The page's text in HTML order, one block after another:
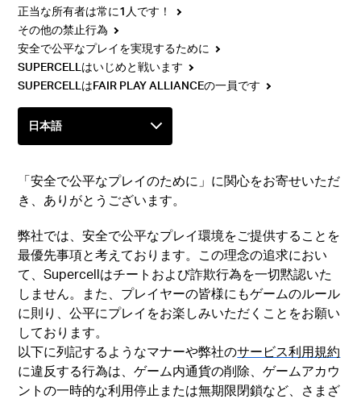
正当な所有者は常に1人です！
その他の禁止行為
安全で公平なプレイを実現するために
SUPERCELLはいじめと戦います
SUPERCELLはFAIR PLAY ALLIANCEの一員です
「安全で公平なプレイのために」に関心をお寄せいただ
き、ありがとうございます。
弊社では、安全で公平なプレイ環境をご提供することを
最優先事項と考えております。この理念の追求におい
て、Supercellはチートおよび詐欺行為を一切黙認いた
しません。また、プレイヤーの皆様にもゲームのルール
に則り、公平にプレイをお楽しみいただくことをお願い
しております。
以下に列記するようなマナーや弊社のサービス利用規約
に違反する行為は、ゲーム内通貨の削除、ゲームアカウ
ントの一時的な利用停止または無期限閉鎖など、さまざ